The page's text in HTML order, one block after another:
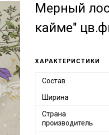
Мерный
кайме"
ХАРАКТЕРИСТИКИ
Состав
Ширина
Страна
производитель